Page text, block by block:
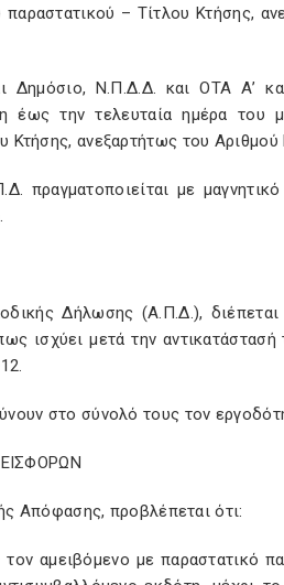
– Τίτλου Κτήσης,
Δημόσιο, Ν.Π.Δ.Δ. και ΟΤΑ Α’
έως την τελευταία ημέρα του
Κτήσης, ανεξαρτήτως του
πραγματοποιείται με
Δήλωσης (Α.Π.Δ.), διέπεται
ισχύει μετά την
στο σύνολό τους τον
Απόφασης, προβλέπεται ότι:
αμειβόμενο με παραστατικό